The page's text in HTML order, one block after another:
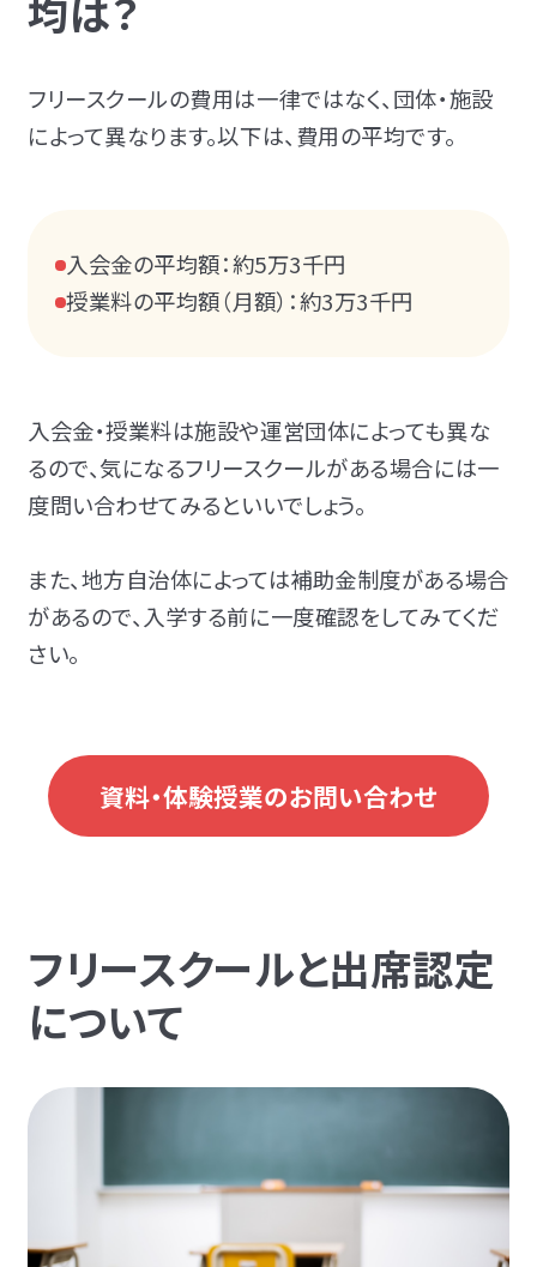
均は？
フリースクールの費用は一律ではなく、団体・施設
によって異なります。以下は、 費用の平均です。
入会金の平均額：約5万3千円
授業料の平均額（月額）：約3万3千円
入会金・授業料は施設や運営団体によっても異な
るので、気になるフリースクールがある場合には一
度問い合わせてみるといいでしょう。
また、地方自治体によっては補助金制度がある場合
があるので、入学する前に一度確認をしてみてくだ
さい。
資料・体験授業のお問い合わせ
フリースクールと出席認定
について